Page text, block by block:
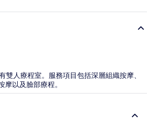
雙人療程室。服務項目包括深層組織按摩、
摩以及臉部療程。